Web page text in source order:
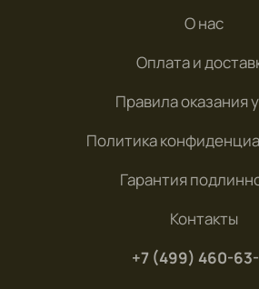
О нас
Оплата и
Правила оказания
Политика
Гарантия
Контакты
+7 (499) 460-